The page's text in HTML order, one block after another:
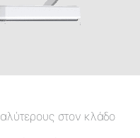
στον κλάδο